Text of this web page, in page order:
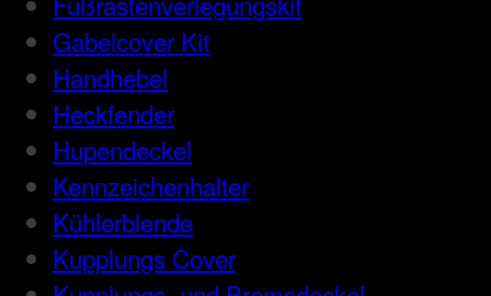
Gabelcover Kit
Handhebel
Heckfender
Hupendeckel
Kennzeichenhalter
Kühlerblende
Kupplungs Cover